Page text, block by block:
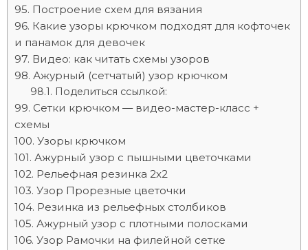
Построение схем для вязания
Какие узоры крючком подходят для кофточек
и панамок для девочек
Видео: как читать схемы узоров
Ажурный (сетчатый) узор крючком
Поделиться ссылкой:
Сетки крючком — видео-мастер-класс +
схемы
Узоры крючком
Ажурный узор с пышными цветочками
Рельефная резинка 2х2
Узор Прорезные цветочки
Резинка из рельефных столбиков
Ажурный узор с плотными полосками
Узор Рамочки на филейной сетке